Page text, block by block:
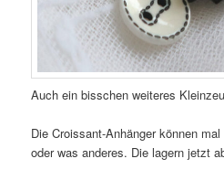
Auch ein bisschen weiteres
Die Croissant-Anhänger können
oder was anderes. Die lagern jetzt